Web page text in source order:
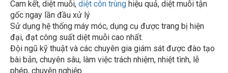
Sử dụng hệ thống máy móc, dụng cụ được trang bị hiện
đại, đạt công suất diệt muỗi cao nhất.
Đội ngũ kỹ thuật và các chuyên gia giám sát được đào tạo
bài bản, chuyên sâu, làm việc trách nhiệm, nhiệt tình, lễ
phép, chuyên nghiệp.
Các hóa đơn, chứng từ, hợp đồng cung cấp đầy đủ khi